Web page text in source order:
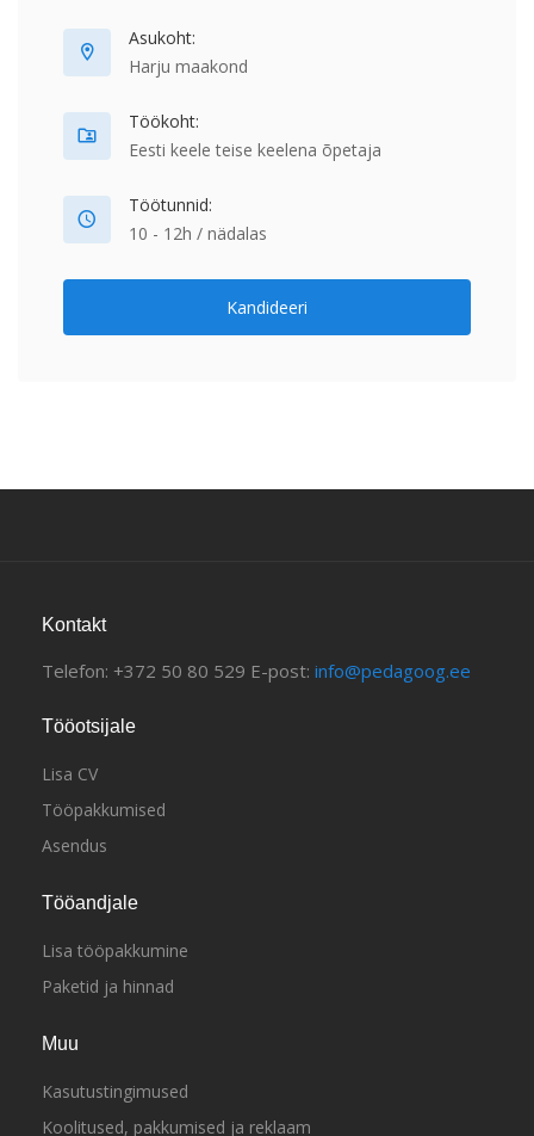
Asukoht:
Harju maakond
Töökoht:
Eesti keele teise keelena õpetaja
Töötunnid:
10 - 12h / nädalas
Kandideeri
Kontakt
Telefon: +372 50 80 529 E-post: info@pedagoog.ee
Tööotsijale
Lisa CV
Tööpakkumised
Asendus
Tööandjale
Lisa tööpakkumine
Paketid ja hinnad
Muu
Kasutustingimused
Koolitused, pakkumised ja reklaam